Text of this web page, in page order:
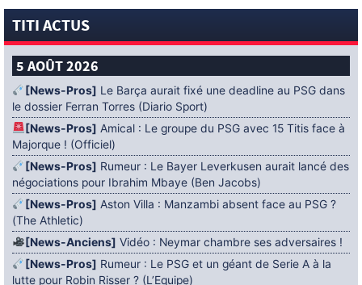
TITI ACTUS
5 AOÛT 2026
[News-Pros] Le Barça aurait fixé une deadline au PSG dans
le dossier Ferran Torres (Diario Sport)
[News-Pros] Amical : Le groupe du PSG avec 15 Titis face à
Majorque ! (Officiel)
[News-Pros] Rumeur : Le Bayer Leverkusen aurait lancé des
négociations pour Ibrahim Mbaye (Ben Jacobs)
[News-Pros] Aston Villa : Manzambi absent face au PSG ?
(The Athletic)
[News-Anciens] Vidéo : Neymar chambre ses adversaires !
[News-Pros] Rumeur : Le PSG et un géant de Serie A à la
lutte pour Robin Risser ? (L’Equipe)